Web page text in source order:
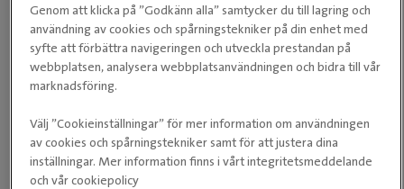
Eftersom katter med gingivostomatit har mycket ont i
munnen är smärtlindring nödvändig. Många katter med
gingivostomatit behöver även antibiotikabehandlas.
Antibiotikabehandlingen löser inte problemen långsiktigt, då
katten egentligen inte blivit sjuk av bakterier. Det är istället
kattens immunförsvar som överreagerat på de bakterier
som normalt finns i munnen hos alla katter. Antibiotika
Genom att klicka på ”Godkänn alla” samtycker du till lagring och
användning av cookies och spårningstekniker på din enhet med
syfte att förbättra navigeringen och utveckla prestandan på
webbplatsen, analysera webbplatsanvändningen och bidra till vår
marknadsföring.
Välj ”Cookieinställningar” för mer information om användningen
av cookies och spårningstekniker samt för att justera dina
inställningar. Mer information finns i vårt integritetsmeddelande
och vår cookiepolicy